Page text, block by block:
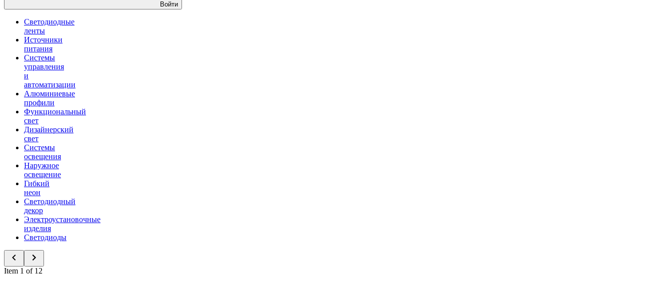
Войти
Светодиодные
ленты
Источники
питания
Системы
управления
и
автоматизации
Алюминиевые
профили
Функциональный
свет
Дизайнерский
свет
Системы
освещения
Наружное
освещение
Гибкий
неон
Светодиодный
декор
Электроустановочные
изделия
Светодиоды
Item 1 of 12